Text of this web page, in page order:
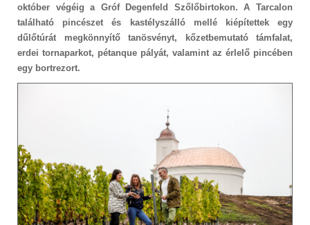
október végéig a Gróf Degenfeld Szőlőbirtokon. A Tarcalon
található pincészet és kastélyszálló mellé kiépítettek egy
dűlőtúrát megkönnyítő tanösvényt, kőzetbemutató támfalat,
erdei tornaparkot, pétanque pályát, valamint az érlelő pincében
egy bortrezort.